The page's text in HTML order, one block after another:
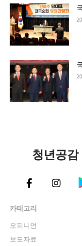
청년공감
카테고리
오피니언
보도자료